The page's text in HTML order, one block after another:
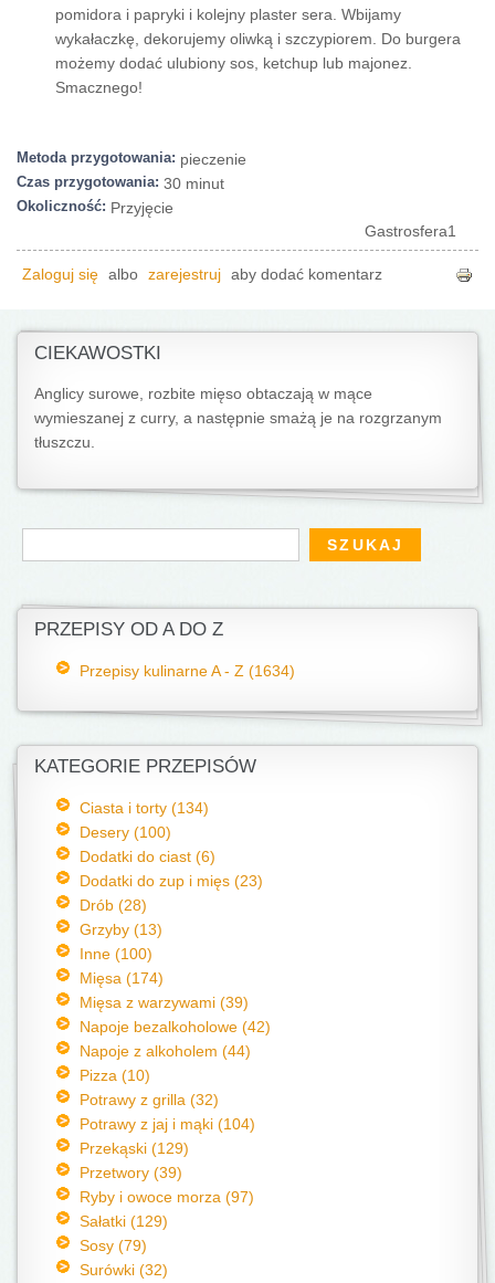
pomidora i papryki i kolejny plaster sera. Wbijamy
wykałaczkę, dekorujemy oliwką i szczypiorem. Do burgera
możemy dodać ulubiony sos, ketchup lub majonez.
Smacznego!
Metoda przygotowania: pieczenie
Czas przygotowania: 30 minut
Okoliczność: Przyjęcie
Gastrosfera1
Zaloguj się albo zarejestruj aby dodać komentarz
CIEKAWOSTKI
Anglicy surowe, rozbite mięso obtaczają w mące
wymieszanej z curry, a następnie smażą je na rozgrzanym
tłuszczu.
Formularz wyszukiwania
Szukaj
PRZEPISY OD A DO Z
Przepisy kulinarne A - Z (1634)
KATEGORIE PRZEPISÓW
Ciasta i torty (134)
Desery (100)
Dodatki do ciast (6)
Dodatki do zup i mięs (23)
Drób (28)
Grzyby (13)
Inne (100)
Mięsa (174)
Mięsa z warzywami (39)
Napoje bezalkoholowe (42)
Napoje z alkoholem (44)
Pizza (10)
Potrawy z grilla (32)
Potrawy z jaj i mąki (104)
Przekąski (129)
Przetwory (39)
Ryby i owoce morza (97)
Sałatki (129)
Sosy (79)
Surówki (32)